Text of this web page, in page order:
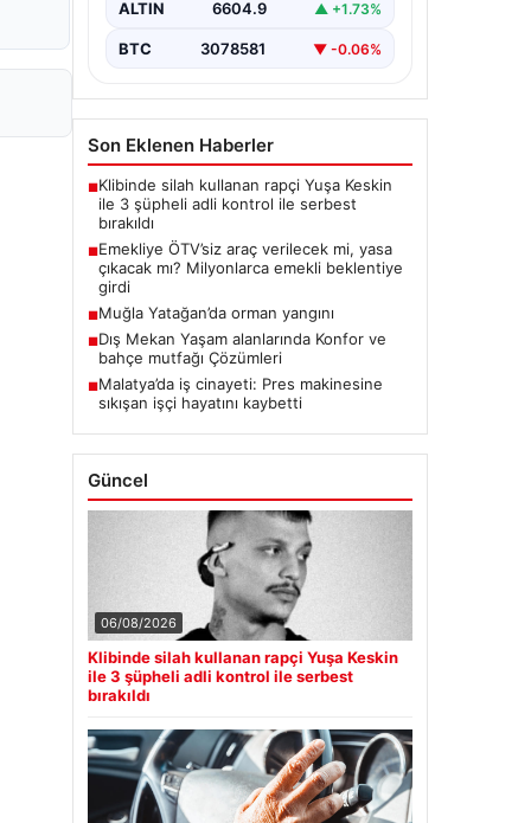
ALTIN 6604.9 ▲ +1.73%
BTC 3078581 ▼ -0.06%
Son Eklenen Haberler
■Klibinde silah kullanan rapçi Yuşa Keskin
ile 3 şüpheli adli kontrol ile serbest
bırakıldı
■Emekliye ÖTV’siz araç verilecek mi, yasa
çıkacak mı? Milyonlarca emekli beklentiye
girdi
■Muğla Yatağan’da orman yangını
■Dış Mekan Yaşam alanlarında Konfor ve
bahçe mutfağı Çözümleri
■Malatya’da iş cinayeti: Pres makinesine
sıkışan işçi hayatını kaybetti
Güncel
06/08/2026
Klibinde silah kullanan rapçi Yuşa Keskin
ile 3 şüpheli adli kontrol ile serbest
bırakıldı